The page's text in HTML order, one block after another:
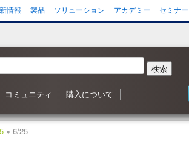
情報 製品 ソリューション アカデミー セミナ
検索
ダンス
かがですか？
ュートリアル
アル
でキャラクタを作成
始め
！
コミュニティ
Shade3D フォーラム
事例紹介・インタビュー
特集・コンテスト
ギャラリー
購入について
Shade3D 製品のご購入について
Shapeasy の購入
マジカルスケッチ 3D の購入
» 6/25